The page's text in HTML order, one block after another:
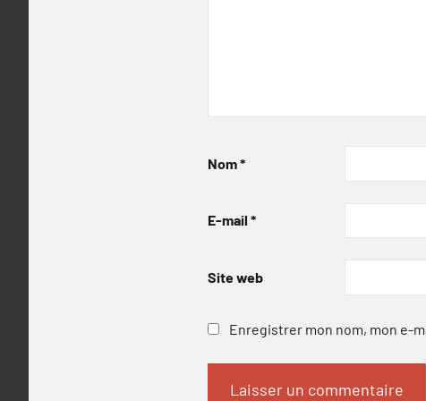
Nom*
E-mail *
Site web
Enregistrer mon nom, mon e-